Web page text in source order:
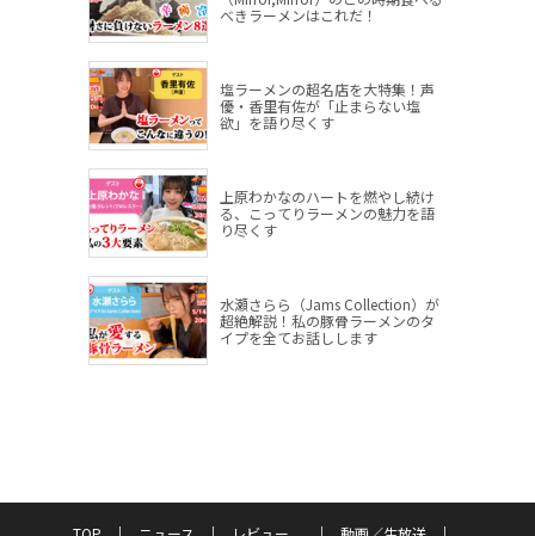
べきラーメンはこれだ！
塩ラーメンの超名店を大特集！声
優・香里有佐が「止まらない塩
欲」を語り尽くす
上原わかなのハートを燃やし続け
る、こってりラーメンの魅力を語
り尽くす
水瀬さらら（Jams Collection）が
超絶解説！私の豚骨ラーメンのタ
イプを全てお話しします